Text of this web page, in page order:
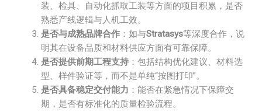
装、检具、自动化抓取工装等方面的项目积累，是否
熟悉产线逻辑与人机工效。
是否与成熟品牌合作 ：如与Stratasys等深度合作，说
明其在设备品质和材料供应方面有可靠保障。
是否提供前期工程支持 ：包括结构优化建议、材料选
型、样件验证等，而不是单纯“按图打印”。
是否具备稳定交付能力 ：能否在紧急情况下保障交
期，是否有标准化的质量检验流程。